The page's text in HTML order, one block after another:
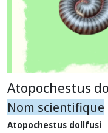
Atopochestus
Nom scientifique
Atopochestus dollfusi